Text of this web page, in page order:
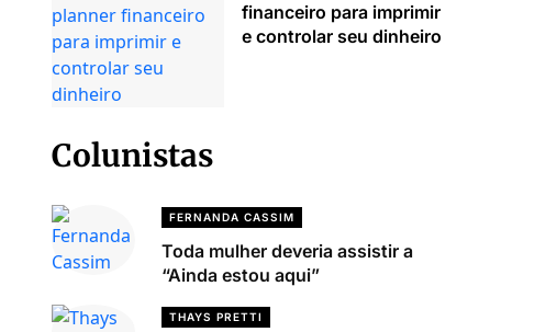
financeiro para imprimir
e controlar seu dinheiro
Colunistas
FERNANDA CASSIM
Toda mulher deveria assistir a
“Ainda estou aqui”
THAYS PRETTI